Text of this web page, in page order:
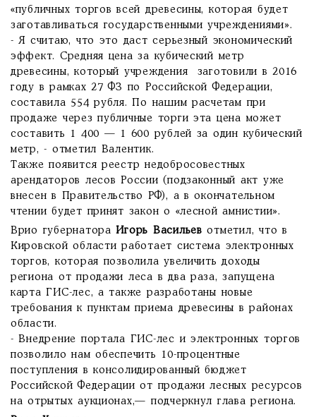
«публичных торгов всей древесины, которая будет
заготавливаться государственными учреждениями».
- Я считаю, что это даст серьезный экономический
эффект. Средняя цена за кубический метр
древесины, который учреждения заготовили в 2016
году в рамках 27 ФЗ по Российской Федерации,
составила 554 рубля. По нашим расчетам при
продаже через публичные торги эта цена может
составить 1 400 — 1 600 рублей за один кубический
метр, - отметил Валентик.
Также появится реестр недобросовестных
арендаторов лесов России (подзаконный акт уже
внесен в Правительство РФ), а в окончательном
чтении будет принят закон о «лесной амнистии».
Врио губернатораИгорь Васильев отметил, что в
Кировской области работает система электронных
торгов, которая позволила увеличить доходы
региона от продажи леса в два раза, запущена
карта ГИС-лес, а также разработаны новые
требования к пунктам приема древесины в районах
области.
- Внедрение портала ГИС-лес и электронных торгов
позволило нам обеспечить 10-процентные
поступления в консолидированный бюджет
Российской Федерации от продажи лесных ресурсов
на отрытых аукционах,— подчеркнул глава региона.